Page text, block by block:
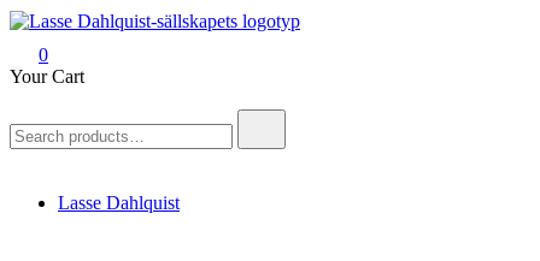
Lasse Dahlquist-sällskapet
Allt om Lasse Dahlquist – kompositör, musiker, artist, kåsör och
skådespelare
0
Your Cart
for:
Lasse Dahlquist